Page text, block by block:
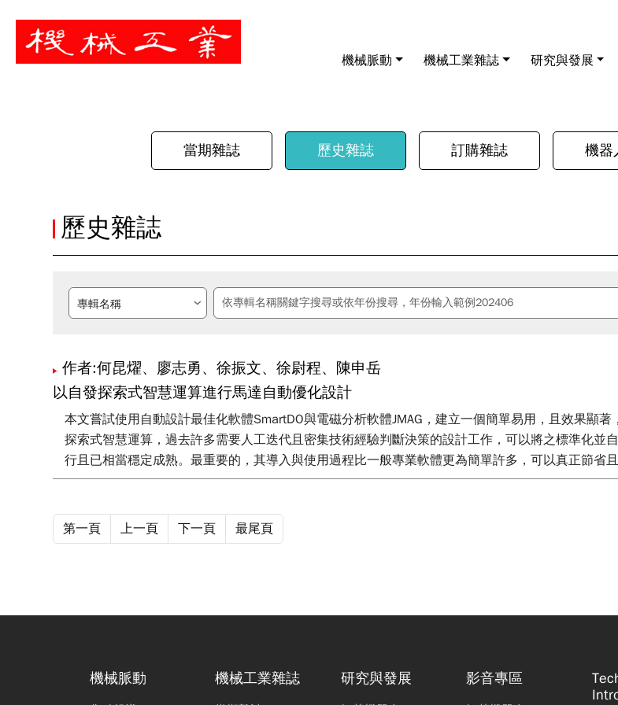
機械脈動 機械工業雜誌 研究與發展
暫停
當期雜誌 歷史雜誌 訂購雜誌 機器
歷史雜誌
作者:何昆燿、廖志勇、徐振文、徐尉程、陳申岳
以自發探索式智慧運算進行馬達自動優化設計
本文嘗試使用自動設計最佳化軟體SmartDO與電磁分析軟體JMAG，建立一個簡單易用，且效果顯
探索式智慧運算，過去許多需要人工迭代且密集技術經驗判斷決策的設計工作，可以將之標準化
行且已相當穩定成熟。最重要的，其導入與使用過程比一般專業軟體更為簡單許多，可以真正節省
第一頁 上一頁 下一頁 最尾頁
機械脈動 機械工業雜誌 研究與發展 影音專區